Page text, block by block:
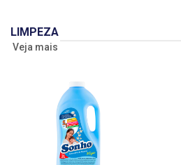
LIMPEZA
Veja mais